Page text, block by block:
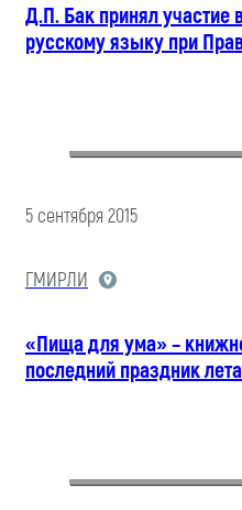
Д.П. Бак принял участие
русскому языку при
5 сентября 2015
ГМИРЛИ
«Пища для ума» –
последний праздник лета